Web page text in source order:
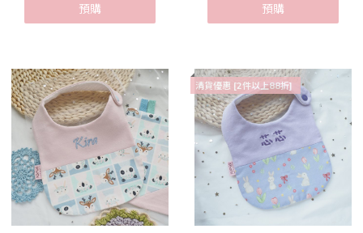
預購 預購
清貨優惠 [2件以上88折]